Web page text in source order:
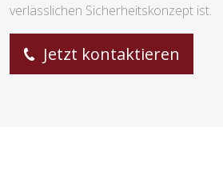
verlässlichen Sicherheitskonzept ist.
Jetzt kontaktieren